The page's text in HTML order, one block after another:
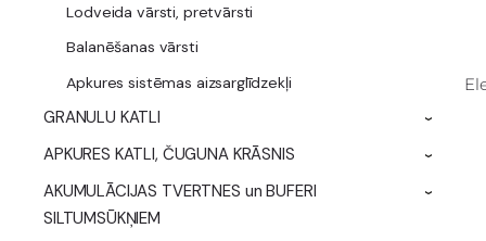
Lodveida vārsti, pretvārsti
Balanēšanas vārsti
Apkures sistēmas aizsarglīdzekļi
GRANULU KATLI ›
APKURES KATLI, ČUGUNA KRĀSNIS ›
AKUMULĀCIJAS TVERTNES un BUFERI
SILTUMSŪKŅIEM
›